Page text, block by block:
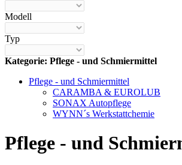
Modell
Typ
Kategorie: Pflege - und Schmiermittel
Pflege - und Schmiermittel
CARAMBA & EUROLUB
SONAX Autopflege
WYNN´s Werkstattchemie
Pflege - und